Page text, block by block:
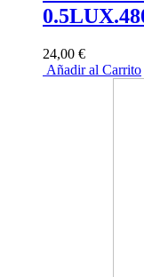
24,00 €
Añadir al Carrito